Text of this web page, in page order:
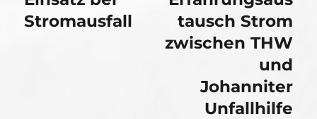
Beitrag:
Stromausfall
Beitrag:
tausch Strom
zwischen THW
und
Johanniter
Unfallhilfe